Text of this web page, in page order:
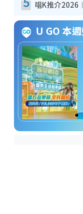
U GO 本